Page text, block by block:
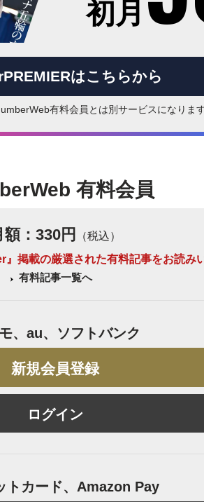
初月
はこちらから
有料会員とは別サービスになります
有料会員
額：330円
（税込）
掲載の厳選された有料記事をお読み
有料記事一覧へ
モ、au、ソフトバンク
新規会員登録
ログイン
トカード、Amazon Pay